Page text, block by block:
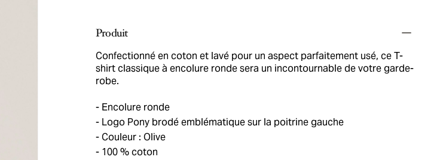
Produit
Confectionné en coton et lavé pour un aspect parfaitement usé, ce T-
shirt classique à encolure ronde sera un incontournable de votre garde-
robe.
Encolure ronde
Logo Pony brodé emblématique sur la poitrine gauche
Couleur : Olive
100 % coton